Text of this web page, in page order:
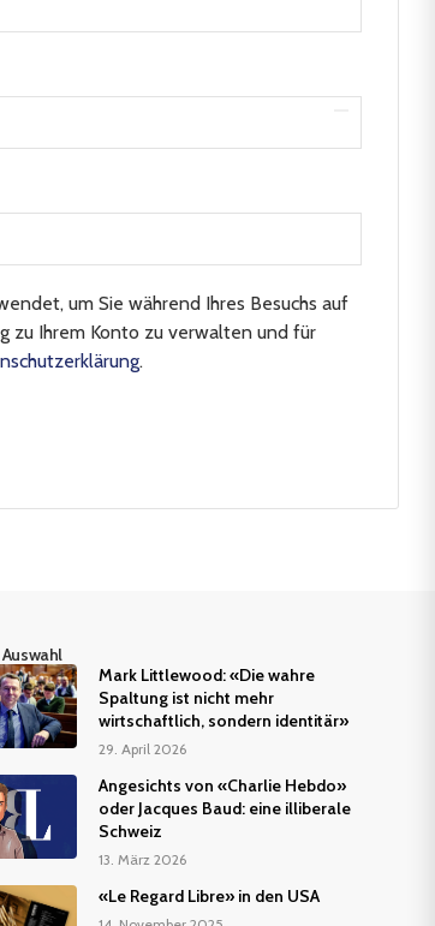
um Sie während Ihres Besuchs auf
zu Ihrem Konto zu verwalten und für
.
Mark Littlewood: «Die wahre
Spaltung ist nicht mehr
wirtschaftlich, sondern identitär»
29. April 2026
Angesichts von «Charlie Hebdo»
oder Jacques Baud: eine illiberale
Schweiz
13. März 2026
«Le Regard Libre» in den USA